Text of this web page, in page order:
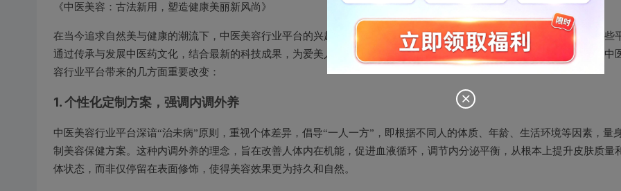
《中医美容：古法新用，塑造健康美丽新风尚》
在当今追求自然美与健康的潮流下，中医美容行业平台的兴起，无疑是传统医学与现代美容理念完美融合的一个典范。这些
通过传承与发展中医药文化，结合最新的科技成果，为爱美人士提供了一种内外兼修、标本兼顾的美容养生之道。以下是中
容行业平台带来的几方面重要改变：
1.个性化定制方案，强调内调外养
中医美容行业平台深谙“治未病”原则，重视个体差异，倡导“一人一方”，即根据不同人的体质、年龄、生活环境等因素，量
制美容保健方案。这种内调外养的理念，旨在改善人体内在机能，促进血液循环，调节内分泌平衡，从根本上提升皮肤质量
体状态，而非仅停留在表面修饰，使得美容效果更为持久和自然。